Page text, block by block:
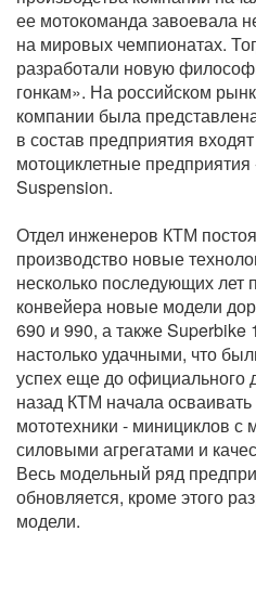
ее мотокоманда завоевала
на мировых чемпионатах.
разработали новую
гонкам». На российском
компании была
в состав предприятия
мотоциклетные
Suspension.
Отдел инженеров КТМ
производство новые
несколько последующих лет
конвейера новые модели
690 и 990, а также Superbike
настолько удачными, что
успех еще до официального
назад КТМ начала осваивать
мототехники - минициклов с
силовыми агрегатами и
Весь модельный ряд
обновляется, кроме этого
модели.